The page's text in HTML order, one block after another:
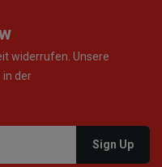
widerrufen. Unsere
in der